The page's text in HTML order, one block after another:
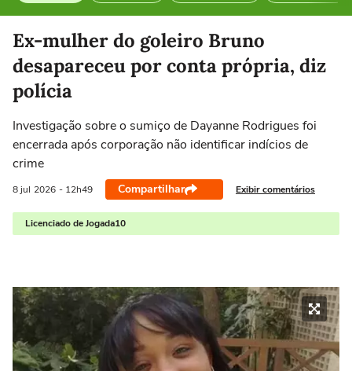
Selecione o time para ver as notícias
Ex-mulher do goleiro Bruno
desapareceu por conta própria, diz
polícia
Investigação sobre o sumiço de Dayanne Rodrigues foi
encerrada após corporação não identificar indícios de
crime
8 jul 2026 - 12h49 Compartilhar Exibir comentários
Licenciado de Jogada10